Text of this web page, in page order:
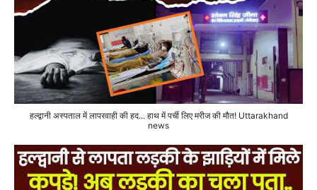
हल्द्वानी अस्पताल में लापरवाही की हद... हाथ में पर्ची लिए मरीज की मौत! Uttarakhand
news